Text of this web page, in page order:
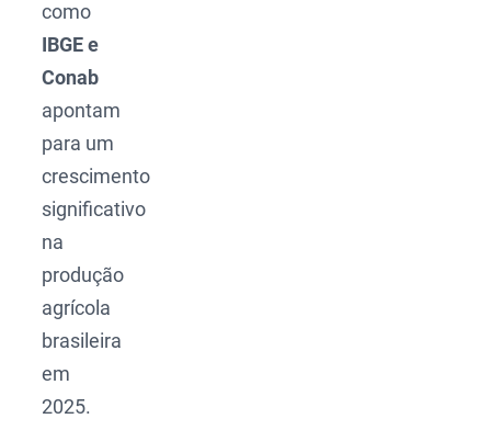
como
IBGE e
Conab
apontam
para um
crescimento
significativo
na
produção
agrícola
brasileira
em
2025.